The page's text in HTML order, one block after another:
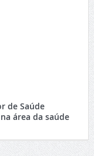
de Saúde
área da saúde